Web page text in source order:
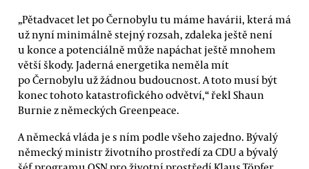
„Pětadvacet let po Černobylu tu máme havárii, která má
už nyní minimálně stejný rozsah, zdaleka ještě není
u konce a potenciálně může napáchat ještě mnohem
větší škody. Jaderná energetika neměla mít
po Černobylu už žádnou budoucnost. A toto musí být
konec tohoto katastrofického odvětví,“ řekl Shaun
Burnie z německých Greenpeace.
A německá vláda je s ním podle všeho zajedno. Bývalý
německý ministr životního prostředí za CDU a bývalý